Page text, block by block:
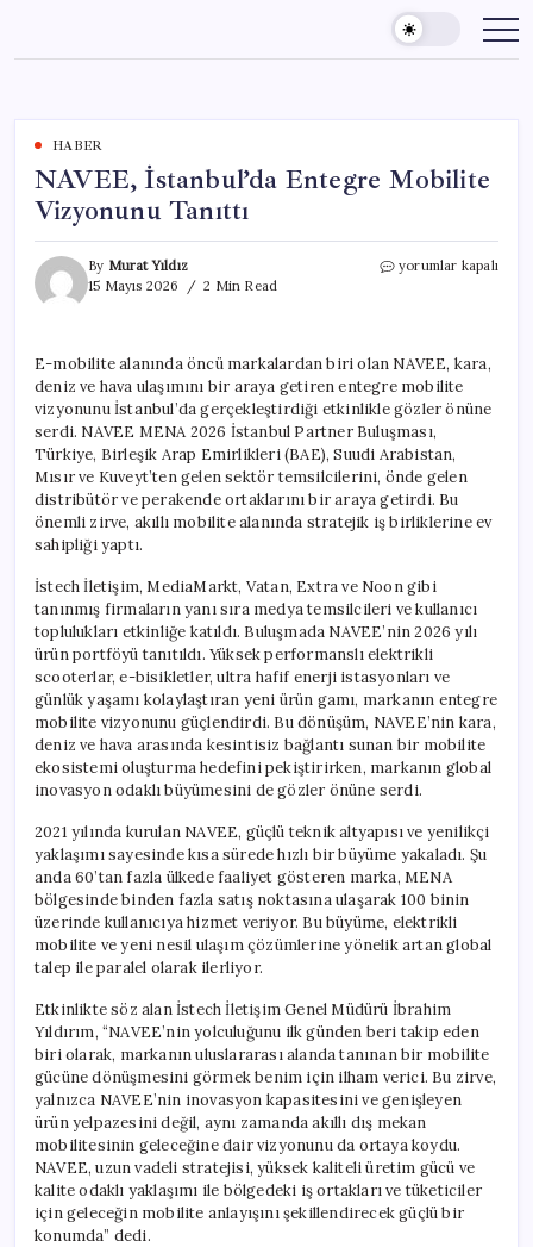
content
HABER
NAVEE, İstanbul’da Entegre Mobilite
Vizyonunu Tanıttı
By Murat Yıldız
15 Mayıs 2026
2 Min Read
NAVEE,
Tanıttı
için
yorumlar kapalı
E-mobilite alanında öncü markalardan biri olan NAVEE, kara,
deniz ve hava ulaşımını bir araya getiren entegre mobilite
vizyonunu İstanbul’da gerçekleştirdiği etkinlikle gözler önüne
serdi. NAVEE MENA 2026 İstanbul Partner Buluşması,
Türkiye, Birleşik Arap Emirlikleri (BAE), Suudi Arabistan,
Mısır ve Kuveyt’ten gelen sektör temsilcilerini, önde gelen
distribütör ve perakende ortaklarını bir araya getirdi. Bu
önemli zirve, akıllı mobilite alanında stratejik iş birliklerine ev
sahipliği yaptı.
İstech İletişim, MediaMarkt, Vatan, Extra ve Noon gibi
tanınmış firmaların yanı sıra medya temsilcileri ve kullanıcı
toplulukları etkinliğe katıldı. Buluşmada NAVEE’nin 2026 yılı
ürün portföyü tanıtıldı. Yüksek performanslı elektrikli
scooterlar, e-bisikletler, ultra hafif enerji istasyonları ve
günlük yaşamı kolaylaştıran yeni ürün gamı, markanın entegre
mobilite vizyonunu güçlendirdi. Bu dönüşüm, NAVEE’nin kara,
deniz ve hava arasında kesintisiz bağlantı sunan bir mobilite
ekosistemi oluşturma hedefini pekiştirirken, markanın global
inovasyon odaklı büyümesini de gözler önüne serdi.
2021 yılında kurulan NAVEE, güçlü teknik altyapısı ve yenilikçi
yaklaşımı sayesinde kısa sürede hızlı bir büyüme yakaladı. Şu
anda 60’tan fazla ülkede faaliyet gösteren marka, MENA
bölgesinde binden fazla satış noktasına ulaşarak 100 binin
üzerinde kullanıcıya hizmet veriyor. Bu büyüme, elektrikli
mobilite ve yeni nesil ulaşım çözümlerine yönelik artan global
talep ile paralel olarak ilerliyor.
Etkinlikte söz alan İstech İletişim Genel Müdürü İbrahim
Yıldırım, “NAVEE’nin yolculuğunu ilk günden beri takip eden
biri olarak, markanın uluslararası alanda tanınan bir mobilite
gücüne dönüşmesini görmek benim için ilham verici. Bu zirve,
yalnızca NAVEE’nin inovasyon kapasitesini ve genişleyen
ürün yelpazesini değil, aynı zamanda akıllı dış mekan
mobilitesinin geleceğine dair vizyonunu da ortaya koydu.
NAVEE, uzun vadeli stratejisi, yüksek kaliteli üretim gücü ve
kalite odaklı yaklaşımı ile bölgedeki iş ortakları ve tüketiciler
için geleceğin mobilite anlayışını şekillendirecek güçlü bir
konumda” dedi.